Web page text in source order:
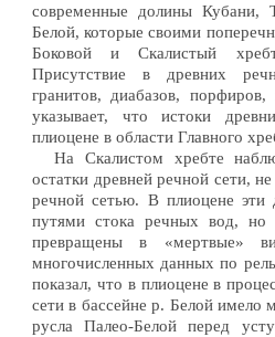
современные долины
Белой, которые своими
Боковой и Скалистый
Присутствие в древних
гранитов, диабазов, порфиров,
указывает, что истоки
плиоцене в области Главного
На Скалистом хребте
остатки древней речной сети,
речной сетью. В плиоцене эти
путями стока речных вод,
превращены в «мертвые»
многочисленных данных по
показал, что в плиоцене в
сети в бассейне р. Белой имело
русла Палео-Белой перед